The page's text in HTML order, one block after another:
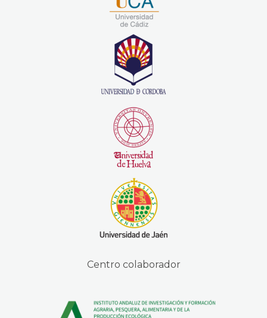
Centro colaborador